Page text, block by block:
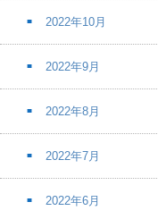
2022年10月
2022年9月
2022年8月
2022年7月
2022年6月